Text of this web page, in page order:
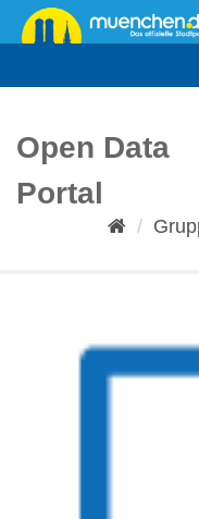
Überspringen
zum
Open Data
Portal